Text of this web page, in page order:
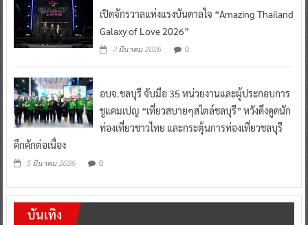
เปิดจักรวาลแห่งแรงบันดาลใจ “Amazing Thailand
Galaxy of Love 2026”
7 มีนาคม 2026 0
อบจ.ชลบุรี จับมือ 35 หน่วยงานและผู้ประกอบการ
ชูแคมเปญ “เที่ยวสบายๆสไตล์ชลบุรี” หวังดึงดูดนัก
ท่องเที่ยวชาวไทย และกระตุ้นการท่องเที่ยวชลบุรี
คึกคักต่อเนื่อง
5 มีนาคม 2026 0
บันเทิง